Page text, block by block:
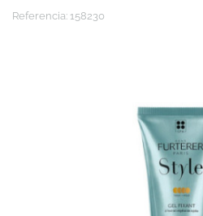
Referencia: 158230